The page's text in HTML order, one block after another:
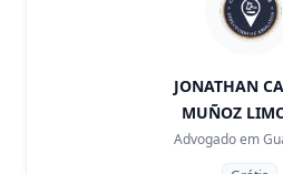
JONATHAN
MUÑOZ
Advogado em